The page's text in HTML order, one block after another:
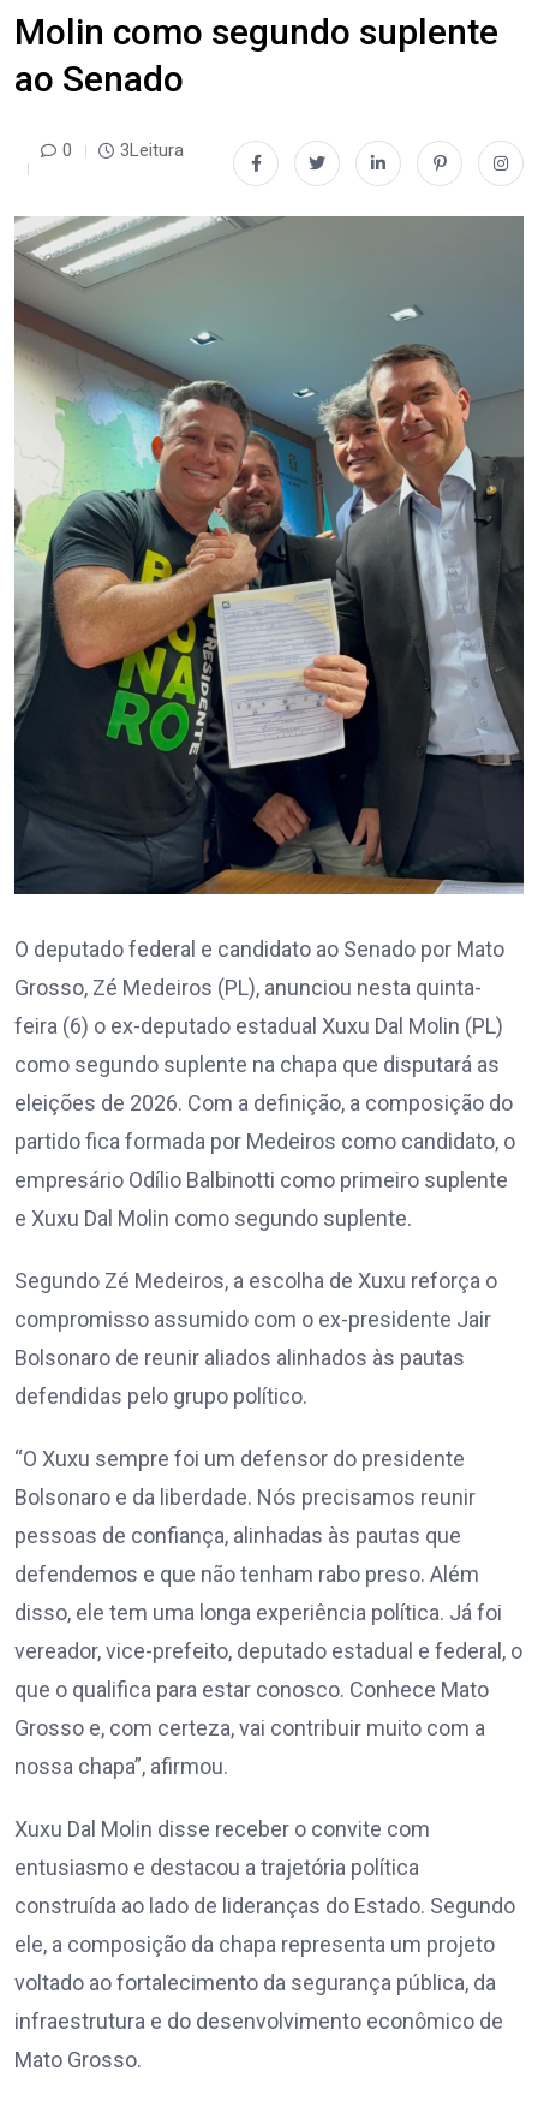
Molin como segundo suplente
ao Senado
0 3Leitura
O deputado federal e candidato ao Senado por Mato
Grosso, Zé Medeiros (PL), anunciou nesta quinta-
feira (6) o ex-deputado estadual Xuxu Dal Molin (PL)
como segundo suplente na chapa que disputará as
eleições de 2026. Com a definição, a composição do
partido fica formada por Medeiros como candidato, o
empresário Odílio Balbinotti como primeiro suplente
e Xuxu Dal Molin como segundo suplente.
Segundo Zé Medeiros, a escolha de Xuxu reforça o
compromisso assumido com o ex-presidente Jair
Bolsonaro de reunir aliados alinhados às pautas
defendidas pelo grupo político.
“O Xuxu sempre foi um defensor do presidente
Bolsonaro e da liberdade. Nós precisamos reunir
pessoas de confiança, alinhadas às pautas que
defendemos e que não tenham rabo preso. Além
disso, ele tem uma longa experiência política. Já foi
vereador, vice-prefeito, deputado estadual e federal, o
que o qualifica para estar conosco. Conhece Mato
Grosso e, com certeza, vai contribuir muito com a
nossa chapa”, afirmou.
Xuxu Dal Molin disse receber o convite com
entusiasmo e destacou a trajetória política
construída ao lado de lideranças do Estado. Segundo
ele, a composição da chapa representa um projeto
voltado ao fortalecimento da segurança pública, da
infraestrutura e do desenvolvimento econômico de
Mato Grosso.